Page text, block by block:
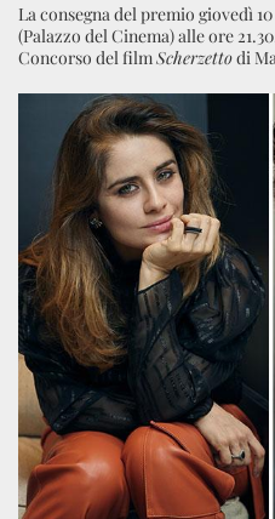
La consegna del premio giovedì
(Palazzo del Cinema) alle ore
Concorso del filmScherzettodi